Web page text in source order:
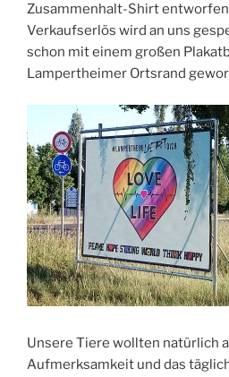
Zusammenhalt-Shirt
Verkaufserlös wird an uns
schon mit einem großen
Lampertheimer Ortsrand
Unsere Tiere wollten natürlich
Aufmerksamkeit und das